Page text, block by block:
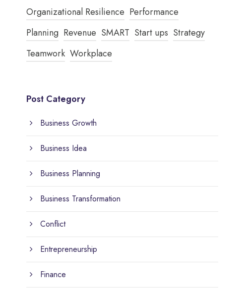
Organizational Resilience Performance
Planning Revenue SMART Start ups Strategy
Teamwork Workplace
Post Category
Business Growth
Business Idea
Business Planning
Business Transformation
Conflict
Entrepreneurship
Finance